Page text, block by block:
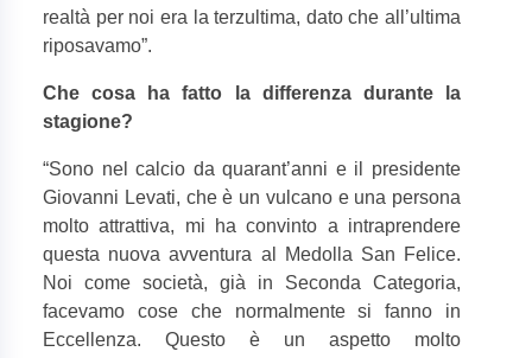
realtà per noi era la terzultima, dato che all’ultima
riposavamo”.
Che cosa ha fatto la differenza durante la
stagione?
“Sono nel calcio da quarant’anni e il presidente
Giovanni Levati, che è un vulcano e una persona
molto attrattiva, mi ha convinto a intraprendere
questa nuova avventura al Medolla San Felice.
Noi come società, già in Seconda Categoria,
facevamo cose che normalmente si fanno in
Eccellenza. Questo è un aspetto molto